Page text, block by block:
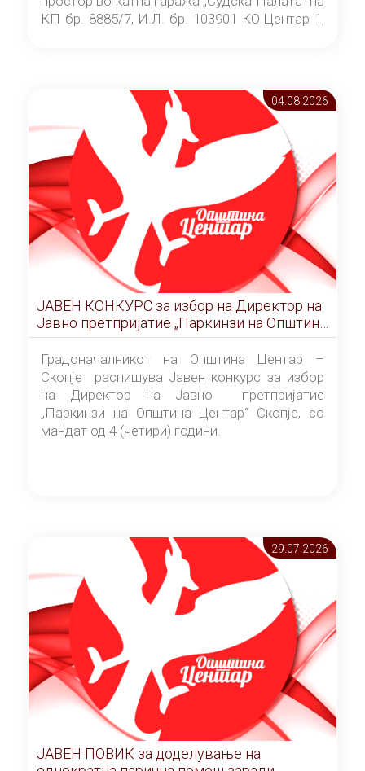
КП бр. 8885/7, И.Л. бр. 103901 КО Центар 1,
Скопје” број 9/2026), за времетраење од 3
(три) години од денот на потпишувањето на
Договорот за закуп со најповолниот
понудувач.
04.08 2026
ЈАВЕН КОНКУРС за избор на Директор на
Јавно претпријатие „Паркинзи на Општина
Центар“ – Скопје
Градоначалникот на Општина Центар –
Скопје распишува Јавен конкурс за избор
на Директор на Јавно претпријатие
„Паркинзи на Општина Центар“ Скопје, со
мандат од 4 (четири) години.
29.07 2026
ЈАВЕН ПОВИК за доделување на